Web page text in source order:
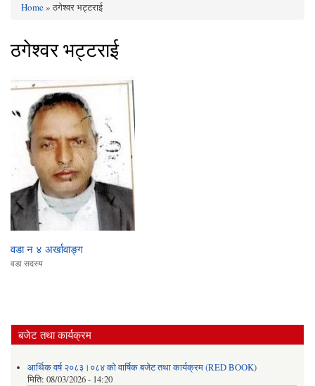
Home» ठगेश्वर भट्टराई
ठगेश्वर भट्टराई
वडा न‍ ४ अर्खावाङ्ग
वडा सदस्य
बजेट तथा कार्यक्रम
आर्थिक वर्ष २०८३।०८४ को वार्षिक बजेट तथा कार्यक्रम (RED BOOK)
मिति: 08/03/2026 - 14:20